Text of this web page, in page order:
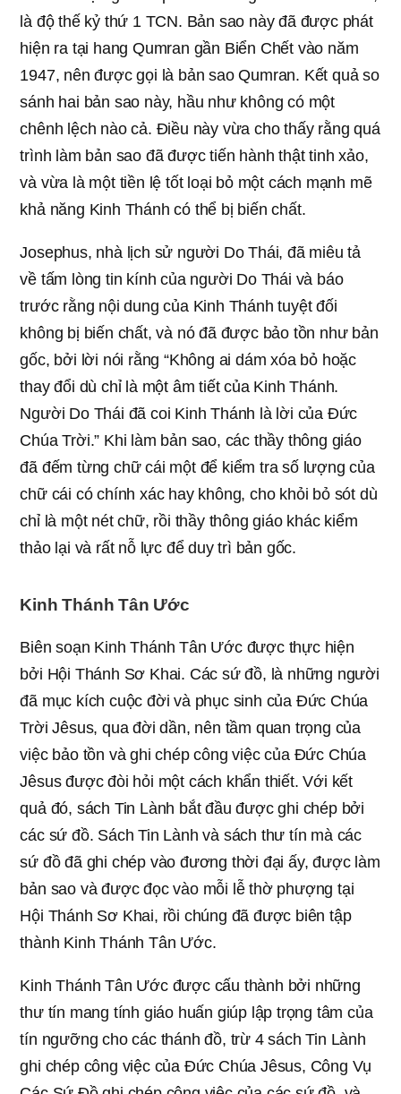
là độ thế kỷ thứ 1 TCN. Bản sao này đã được phát
hiện ra tại hang Qumran gần Biển Chết vào năm
1947, nên được gọi là bản sao Qumran. Kết quả so
sánh hai bản sao này, hầu như không có một
chênh lệch nào cả. Điều này vừa cho thấy rằng quá
trình làm bản sao đã được tiến hành thật tinh xảo,
và vừa là một tiền lệ tốt loại bỏ một cách mạnh mẽ
khả năng Kinh Thánh có thể bị biến chất.
Josephus, nhà lịch sử người Do Thái, đã miêu tả
về tấm lòng tin kính của người Do Thái và báo
trước rằng nội dung của Kinh Thánh tuyệt đối
không bị biến chất, và nó đã được bảo tồn như bản
gốc, bởi lời nói rằng “Không ai dám xóa bỏ hoặc
thay đổi dù chỉ là một âm tiết của Kinh Thánh.
Người Do Thái đã coi Kinh Thánh là lời của Đức
Chúa Trời.” Khi làm bản sao, các thầy thông giáo
đã đếm từng chữ cái một để kiểm tra số lượng của
chữ cái có chính xác hay không, cho khỏi bỏ sót dù
chỉ là một nét chữ, rồi thầy thông giáo khác kiểm
thảo lại và rất nỗ lực để duy trì bản gốc.
Kinh Thánh Tân Ước
Biên soạn Kinh Thánh Tân Ước được thực hiện
bởi Hội Thánh Sơ Khai. Các sứ đồ, là những người
đã mục kích cuộc đời và phục sinh của Đức Chúa
Trời Jêsus, qua đời dần, nên tầm quan trọng của
việc bảo tồn và ghi chép công việc của Đức Chúa
Jêsus được đòi hỏi một cách khẩn thiết. Với kết
quả đó, sách Tin Lành bắt đầu được ghi chép bởi
các sứ đồ. Sách Tin Lành và sách thư tín mà các
sứ đồ đã ghi chép vào đương thời đại ấy, được làm
bản sao và được đọc vào mỗi lễ thờ phượng tại
Hội Thánh Sơ Khai, rồi chúng đã được biên tập
thành Kinh Thánh Tân Ước.
Kinh Thánh Tân Ước được cấu thành bởi những
thư tín mang tính giáo huấn giúp lập trọng tâm của
tín ngưỡng cho các thánh đồ, trừ 4 sách Tin Lành
ghi chép công việc của Đức Chúa Jêsus, Công Vụ